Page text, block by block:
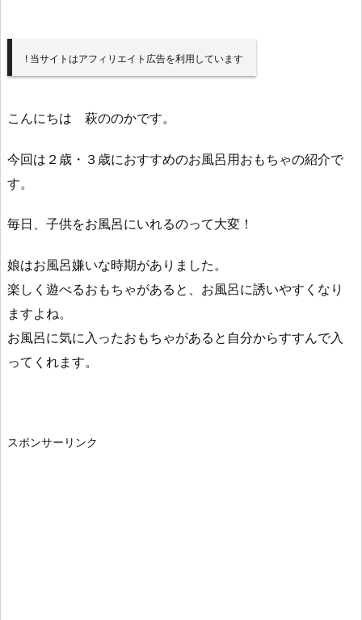
! 当サイトはアフィリエイト広告を利用しています
こんにちは 萩ののかです。
今回は２歳・３歳におすすめのお風呂用おもちゃの紹介で
す。
毎日、子供をお風呂にいれるのって大変！
娘はお風呂嫌いな時期がありました。
楽しく遊べるおもちゃがあると、お風呂に誘いやすくなり
ますよね。
お風呂に気に入ったおもちゃがあると自分からすすんで入
ってくれます。
スポンサーリンク